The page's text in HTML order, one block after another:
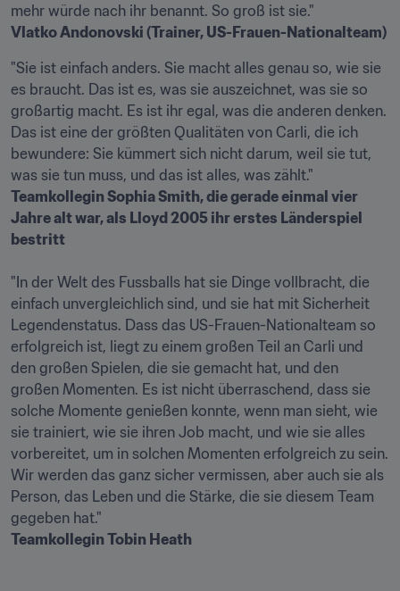
Vlatko Andonovski (Trainer, US-Frauen-Nationalteam)
"Sie ist einfach anders. Sie macht alles genau so, wie sie
es braucht. Das ist es, was sie auszeichnet, was sie so
großartig macht. Es ist ihr egal, was die anderen denken.
Das ist eine der größten Qualitäten von Carli, die ich
bewundere: Sie kümmert sich nicht darum, weil sie tut,
Teamkollegin Sophia Smith, die gerade einmal vier
Jahre alt war, als Lloyd 2005 ihr erstes Länderspiel
bestritt
"In der Welt des Fussballs hat sie Dinge vollbracht, die
einfach unvergleichlich sind, und sie hat mit Sicherheit
Legendenstatus. Dass das US-Frauen-Nationalteam so
erfolgreich ist, liegt zu einem großen Teil an Carli und
den großen Spielen, die sie gemacht hat, und den
großen Momenten. Es ist nicht überraschend, dass sie
solche Momente genießen konnte, wenn man sieht, wie
sie trainiert, wie sie ihren Job macht, und wie sie alles
vorbereitet, um in solchen Momenten erfolgreich zu sein.
Wir werden das ganz sicher vermissen, aber auch sie als
Person, das Leben und die Stärke, die sie diesem Team
Teamkollegin Tobin Heath